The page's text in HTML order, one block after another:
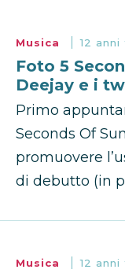
Musica 12 anni
Foto 5
Deejay e i
Primo
Seconds Of
promuovere
di debutto (in
Musica 12 anni